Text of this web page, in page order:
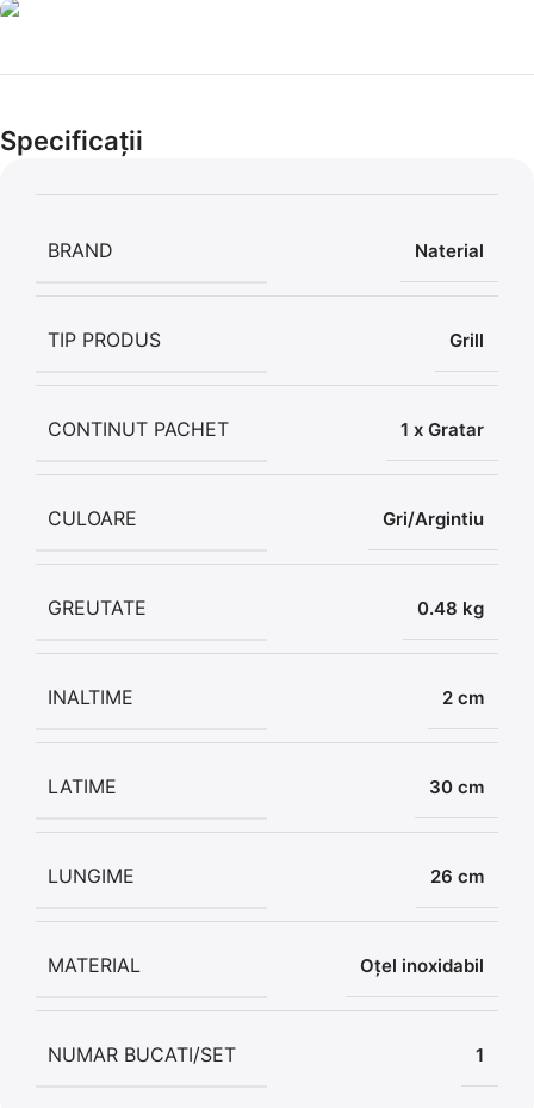
Cel mai mic preț!
56,86 LEI
Specificații
BRAND Naterial
TIP PRODUS Grill
CONTINUT PACHET 1 x Gratar
CULOARE Gri/Argintiu
GREUTATE 0.48 kg
INALTIME 2 cm
LATIME 30 cm
LUNGIME 26 cm
MATERIAL Oțel inoxidabil
NUMAR BUCATI/SET 1